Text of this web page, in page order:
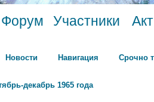
Форум Участники
Новости Навигация Срочно
декабрь 1965 года